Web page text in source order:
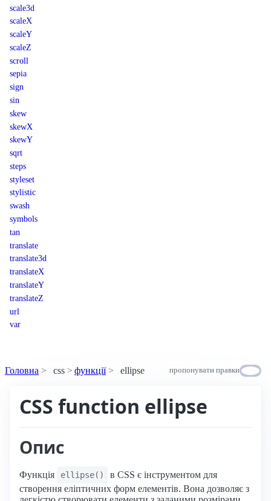
scale3d
scaleX
scaleY
scaleZ
scroll
sepia
sign
sin
skew
skewX
skewY
sqrt
steps
styleset
stylistic
swash
symbols
tan
translate
translate3d
translateX
translateY
translateZ
url
var
Головна css функції ellipse пропонувати правки
CSS function ellipse
Опис
Функція ellipse()
в CSS є інструментом для
створення еліптичних форм елементів. Вона дозволяє з